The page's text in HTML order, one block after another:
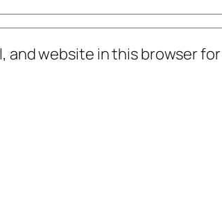
and website in this browser